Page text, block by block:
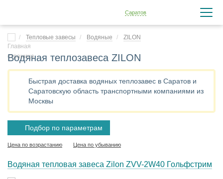
Саратов
Тепловые завесы Водяные ZILON
Водяная теплозавеса ZILON
Быстрая доставка водяных теплозавес в Саратов и
Саратовскую область транспортными компаниями из
Москвы
Подбор по параметрам
Цена по возрастанию Цена по убыванию
Водяная тепловая завеса Zilon ZVV-2W40 Гольфстрим